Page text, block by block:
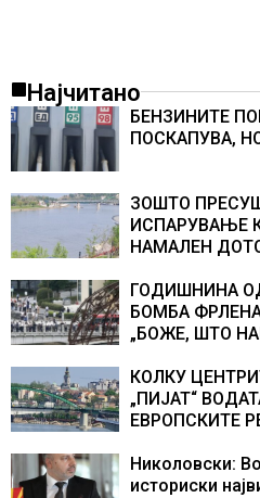
Најчитано
БЕНЗИНИТЕ
ПОСКАПУВА,
ЗОШТО
ИСПАРУВАЊЕ
НАМАЛЕН
ГОДИШНИНА
БОМБА
„БОЖЕ, ШТО
учесниците
доживуваа
текот на
КОЛКУ
„ПИЈАТ“
ЕВРОПСКИТЕ
центри за
Николовски:
историски